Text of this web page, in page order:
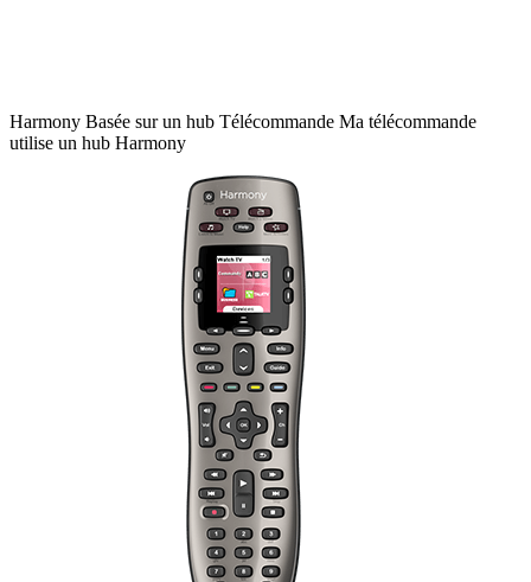
Harmony Basée sur un hub Télécommande Ma télécommande
utilise un hub Harmony